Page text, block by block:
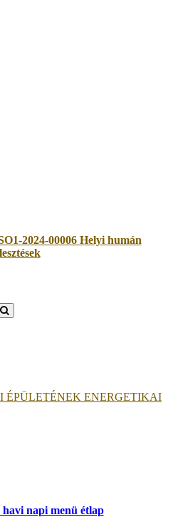
2024-00006 Helyi humán
ENERGETIKAI
havi napi menü étlap